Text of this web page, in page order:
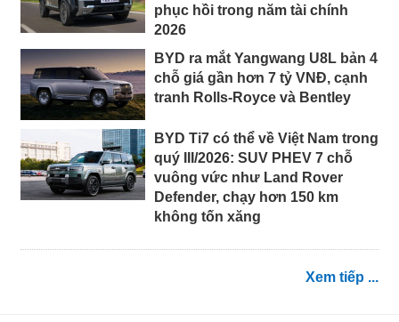
phục hồi trong năm tài chính
2026
BYD ra mắt Yangwang U8L bản 4
chỗ giá gần hơn 7 tỷ VNĐ, cạnh
tranh Rolls-Royce và Bentley
BYD Ti7 có thể về Việt Nam trong
quý III/2026: SUV PHEV 7 chỗ
vuông vức như Land Rover
Defender, chạy hơn 150 km
không tốn xăng
Xem tiếp ...